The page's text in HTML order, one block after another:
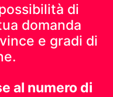
di
domanda
e gradi di
al numero di